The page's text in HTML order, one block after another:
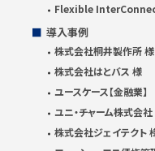
Flexible InterConnect
導入事例
株式会社桐井製作所 様
株式会社はとバス 様
ユースケース【金融業】
ユニ・チャーム株式会
株式会社ジェイテクト